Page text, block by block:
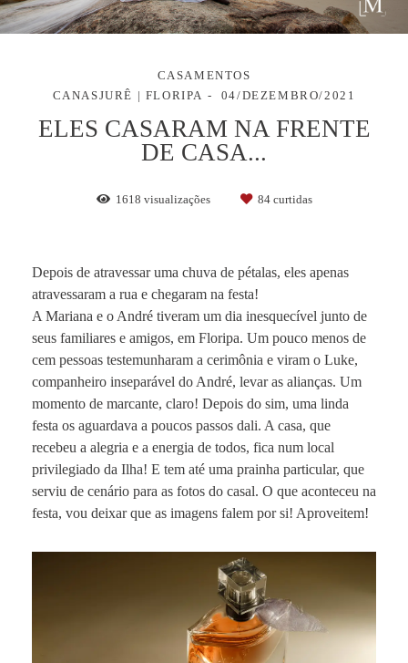
CASAMENTOS
CANASJURÊ | FLORIPA
04/DEZEMBRO/2021
ELES CASARAM NA FRENTE
DE CASA...
1618 visualizações 84curtidas
Depois de atravessar uma chuva de pétalas, eles apenas
atravessaram a rua e chegaram na festa!
A Mariana e o André tiveram um dia inesquecível junto de
seus familiares e amigos, em Floripa. Um pouco menos de
cem pessoas testemunharam a cerimônia e viram o Luke,
companheiro inseparável do André, levar as alianças. Um
momento de marcante, claro! Depois do sim, uma linda
festa os aguardava a poucos passos dali. A casa, que
recebeu a alegria e a energia de todos, fica num local
privilegiado da Ilha! E tem até uma prainha particular, que
serviu de cenário para as fotos do casal. O que aconteceu na
festa, vou deixar que as imagens falem por si! Aproveitem!